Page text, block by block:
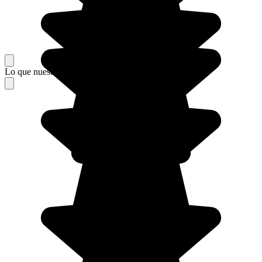
Lo que nuestros viajeros piensan de su estancia